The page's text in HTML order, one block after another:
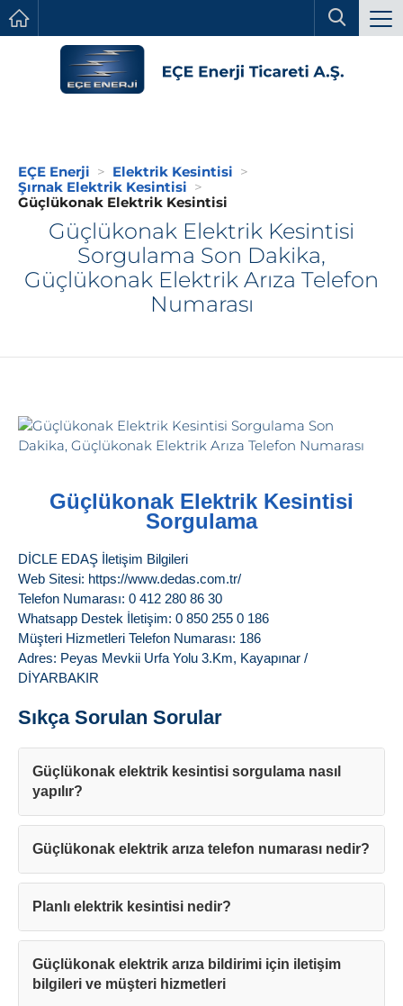
EÇE Enerji
Elektrik Kesintisi
Şırnak Elektrik Kesintisi
Güçlükonak Elektrik Kesintisi
Güçlükonak Elektrik Kesintisi
Sorgulama Son Dakika,
Güçlükonak Elektrik Arıza Telefon
Numarası
Güçlükonak Elektrik Kesintisi
Sorgulama
DİCLE EDAŞ İletişim Bilgileri
Web Sitesi: https://www.dedas.com.tr/
Telefon Numarası: 0 412 280 86 30
Whatsapp Destek İletişim: 0 850 255 0 186
Müşteri Hizmetleri Telefon Numarası: 186
Adres: Peyas Mevkii Urfa Yolu 3.Km, Kayapınar /
DİYARBAKIR
Sıkça Sorulan Sorular
Güçlükonak elektrik kesintisi sorgulama nasıl
yapılır?
Güçlükonak elektrik arıza telefon numarası nedir?
Planlı elektrik kesintisi nedir?
Güçlükonak elektrik arıza bildirimi için iletişim
bilgileri ve müşteri hizmetleri